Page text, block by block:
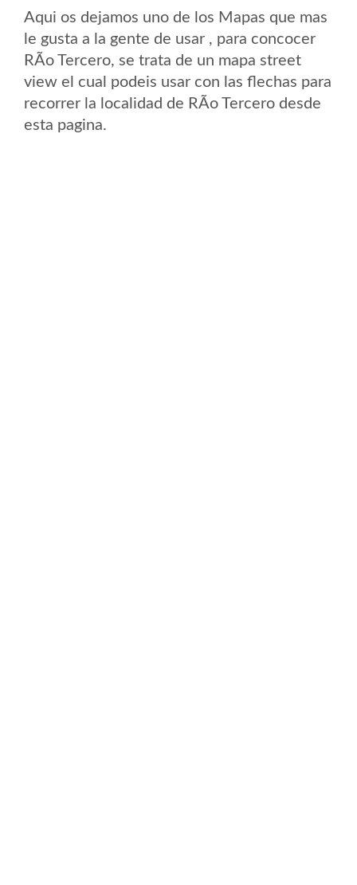
Aqui os dejamos uno de los Mapas que mas
le gusta a la gente de usar , para concocer
RÃ­o Tercero, se trata de un mapa street
view el cual podeis usar con las flechas para
recorrer la localidad de RÃ­o Tercero desde
esta pagina.